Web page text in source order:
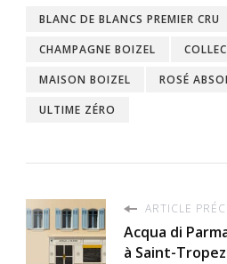
BLANC DE BLANCS PREMIER CRU
CHAMPAGNE BOIZEL
MAISON BOIZEL
ROSÉ
ULTIME ZÉRO
ARTICLE
Acqua di
à Saint-Tropez